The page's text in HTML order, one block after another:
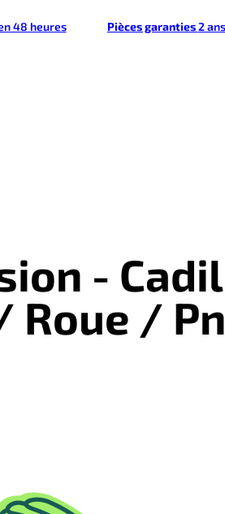
48 heures Pièces garanties2 ans
-
Roue /